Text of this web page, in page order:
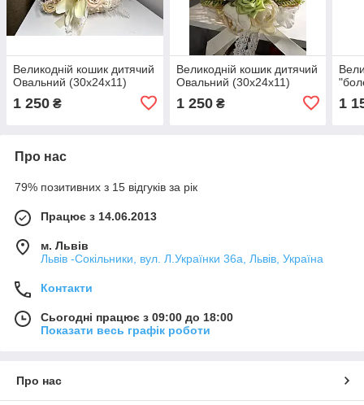
Великодній кошик дитячий
Овальний (30х24х11)
1 250 ₴
Великодній кошик дитячий
Овальний (30х24х11)
1 250₴ 1
Про нас
79% позитивних з 15 відгуків за рік
Працює з 14.06.2013
м. Львів
Львів -Сокільники, вул. Л.Українки 36а, Львів, Україна
Контакти
Сьогодні працює з 09:00 до 18:00
Показати весь графік роботи
Про нас